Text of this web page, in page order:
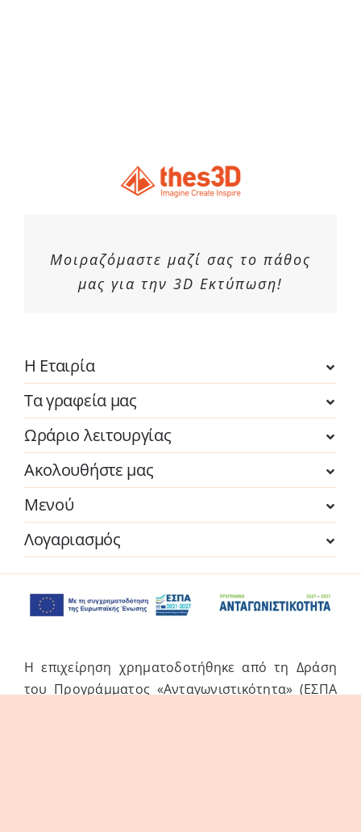
Μοιραζόμαστε μαζί σας το πάθος
μας για την 3D Εκτύπωση!
Η Εταιρία
Τα γραφεία μας
Ωράριο λειτουργίας
Ακολουθήστε μας
Μενού
Λογαριασμός
Η επιχείρηση χρηματοδοτήθηκε από τη Δράση
του Προγράμματος «Ανταγωνιστικότητα» (ΕΣΠΑ